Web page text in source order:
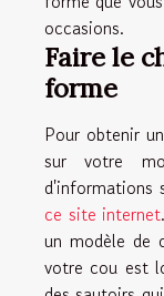
occasions.
Faire le
forme
Pour obtenir
sur votre
d'informations
ce site internet
un modèle de
votre cou est